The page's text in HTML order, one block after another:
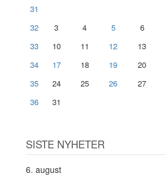
31
32
3 4 5 6
33
10 11 12 13
34
17 18 19 20
35
24 25 26 27
36
31
SISTE NYHETER
6. august